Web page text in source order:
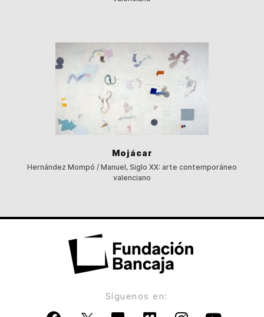
Mojácar
Hernández Mompó / Manuel, Siglo XX: arte contemporáneo
valenciano
Síguenos en: